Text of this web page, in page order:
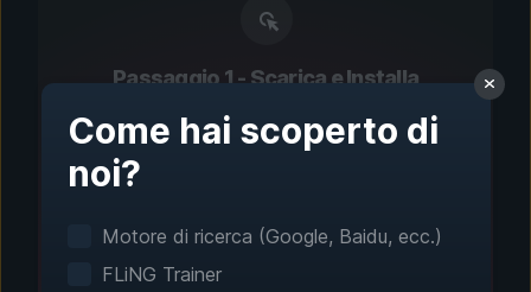
Passaggio 1 - Scarica e Installa
Configurazione con un
automaticamente i tuoi giochi installati.
Nessuna configurazione manuale necessaria.
Come hai scoperto di
noi?
Motore di ricerca (Google, Baidu, ecc.)
FLiNG Trainer